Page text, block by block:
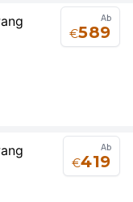
Ab
€589
Ab
€419